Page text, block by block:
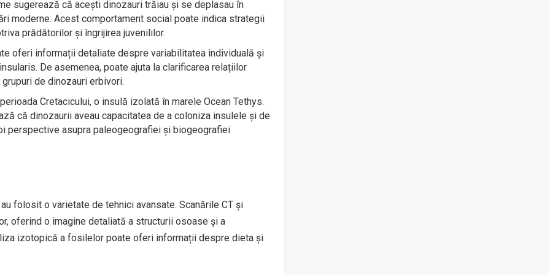
sugerează că acești dinozauri trăiau și se deplasau în
moderne. Acest comportament social poate indica strategii
prădătorilor și îngrijirea juvenililor.
oferi informații detaliate despre variabilitatea individuală și
De asemenea, poate ajuta la clarificarea relațiilor
de dinozauri erbivori.
Cretacicului, o insulă izolată în marele Ocean Tethys.
că dinozaurii aveau capacitatea de a coloniza insulele și de
perspective asupra paleogeografiei și biogeografiei
folosit o varietate de tehnici avansate. Scanările CT și
oferind o imagine detaliată a structurii osoase și a
izotopică a fosilelor poate oferi informații despre dieta și